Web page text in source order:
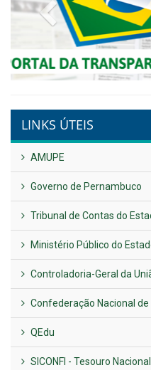
Publicado em:
Plano
Publicado em:
UTILIDADE PÚBLICA
Previous
LINKS ÚTEIS